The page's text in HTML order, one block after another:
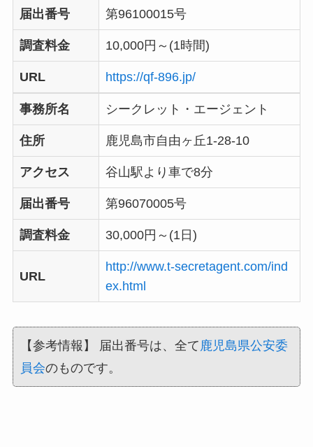
届出番号 第96100015号
調査料金 10,000円～(1時間)
URL https://qf-896.jp/
事務所名 シークレット・エージェント
住所 鹿児島市自由ヶ丘1-28-10
アクセス 谷山駅より車で8分
届出番号 第96070005号
調査料金 30,000円～(1日)
URL
http://www.t-secretagent.com/ind
ex.html
【参考情報】 届出番号は、全て 鹿児島県公安委
員会のものです。